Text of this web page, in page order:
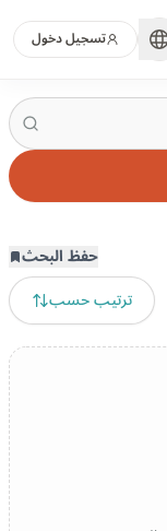
تسجيل دخول
حفظ البحث
ترتيب حسب